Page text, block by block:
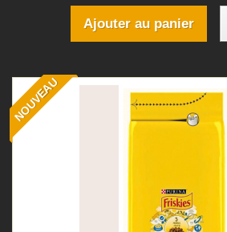
Ajouter au panier
NOUVEAU